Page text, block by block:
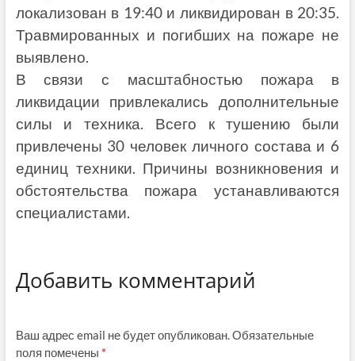
локализован в 19:40 и ликвидирован в 20:35.
Травмированных и погибших на пожаре не
выявлено.
В связи с масштабностью пожара в
ликвидации привлекались дополнительные
силы и техника. Всего к тушению были
привлечены 30 человек личного состава и 6
единиц техники. Причины возникновения и
обстоятельства пожара устанавливаются
специалистами.
Добавить комментарий
Ваш адрес email не будет опубликован.Обязательные
поля помечены *